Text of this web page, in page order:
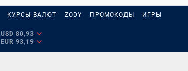
КУРСЫ ВАЛЮТ ZODY ПРОМОКОДЫ ИГРЫ
USD 80,93
EUR 93,19